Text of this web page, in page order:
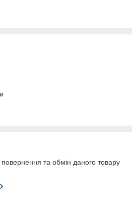
та обмін даного товару